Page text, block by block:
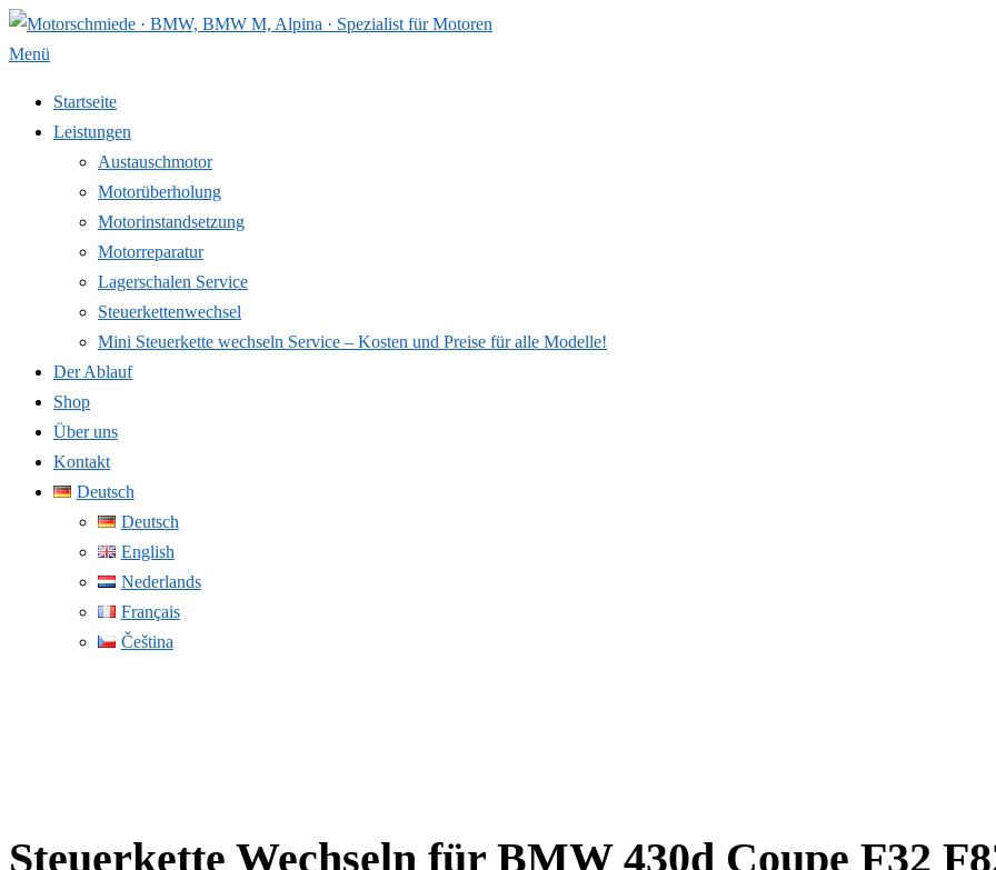
Zum
Inhalt
Menü
Startseite
Leistungen
Austauschmotor
Motorüberholung
Motorinstandsetzung
Motorreparatur
Lagerschalen Service
Steuerkettenwechsel
Mini Steuer­kette wechseln Service – Kosten und Preise für alle Modelle!
Der Ablauf
Shop
Über uns
Kontakt
Deutsch
Deutsch
English
Nederlands
Français
Čeština
Steuerkette Wechseln für BMW 430d Coupe F32